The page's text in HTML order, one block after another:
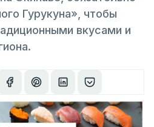
Гурукуна», чтобы
вкусами и